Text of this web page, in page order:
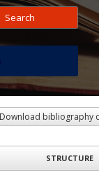
Search
Download bibliography
STRUCTURE